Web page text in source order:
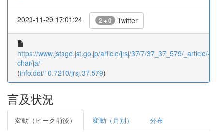
2023-11-29 17:01:24 2 + 0 Twitter
https://www.jstage.jst.go.jp/article/jrsj/37/7/37_37_579/_article/-
char/ja/
(info:doi/10.7210/jrsj.37.579)
言及状況
変動（ピーク前後） 変動（月別） 分布